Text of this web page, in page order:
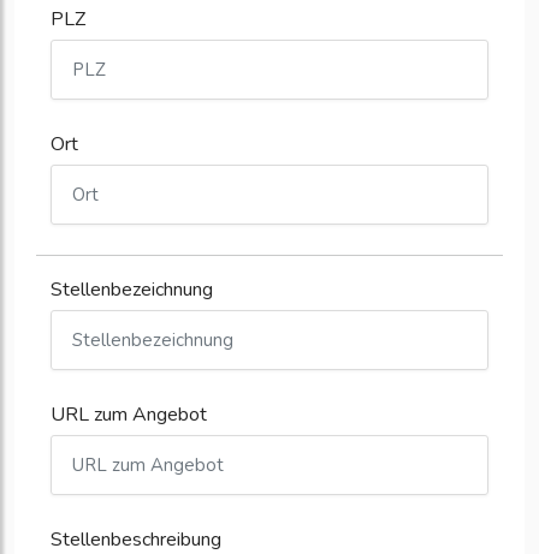
PLZ
Ort
Stellenbezeichnung
URL zum Angebot
Stellenbeschreibung